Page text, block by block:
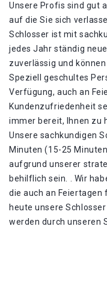
Unsere Profis sind gut
auf die Sie sich
Schlosser ist mit
jedes Jahr ständig
zuverlässig und
Speziell geschultes
Verfügung, auch an
Kundenzufriedenheit
immer bereit, Ihnen zu
Unsere sachkundigen
Minuten (15-25
aufgrund unserer
behilflich sein. . Wir
die auch an Feiertagen
heute unsere
werden durch unseren